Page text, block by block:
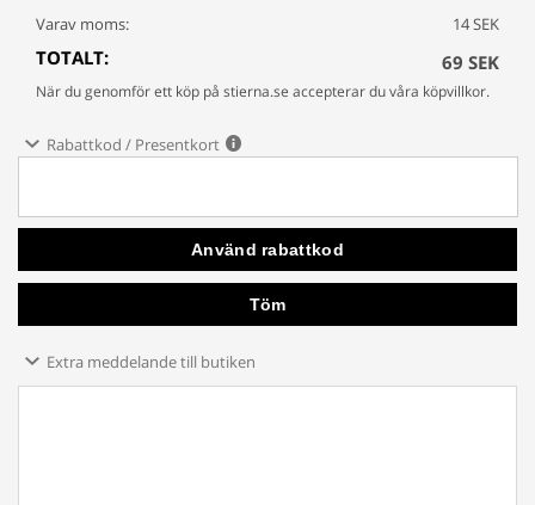
Varav moms:
14 SEK
TOTALT: 69 SEK
När du genomför ett köp på stierna.se accepterar du våra köpvillkor.
Rabattkod / Presentkort
Extra meddelande till butiken